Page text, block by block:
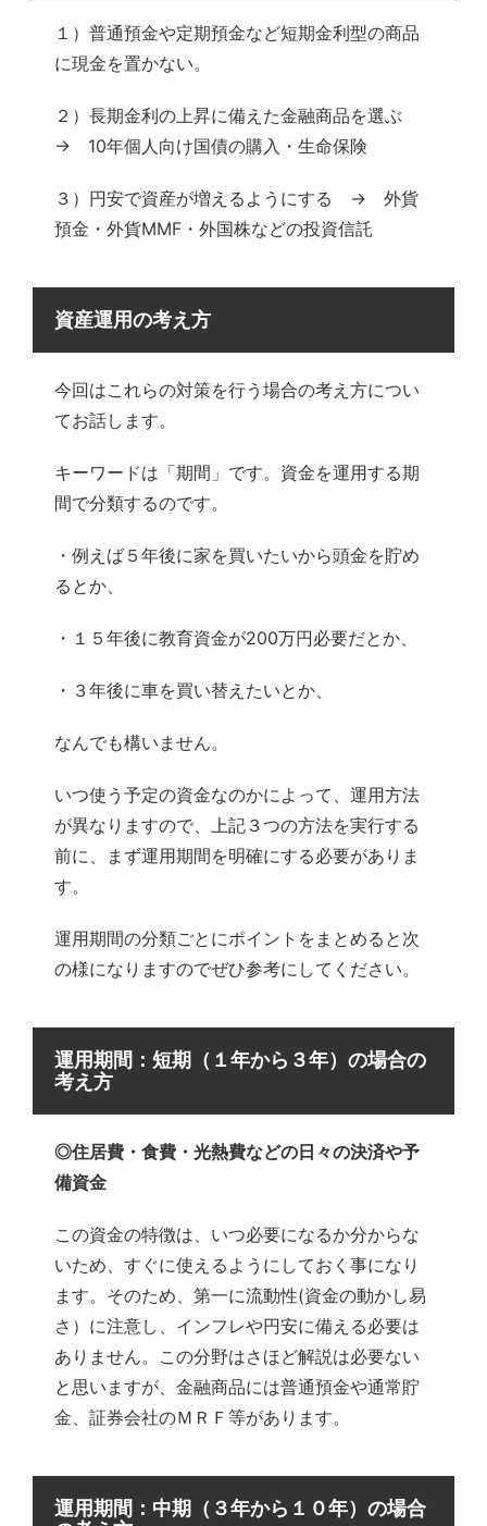
１）普通預金や定期預金など短期金利型の商品
に現金を置かない。
２）長期金利の上昇に備えた金融商品を選ぶ
→ 10年個人向け国債の購入・生命保険
３）円安で資産が増えるようにする → 外貨
預金・外貨MMF・外国株などの投資信託
資産運用の考え方
今回はこれらの対策を行う場合の考え方につい
てお話します。
キーワードは「期間」です。資金を運用する期
間で分類するのです。
・例えば５年後に家を買いたいから頭金を貯め
るとか、
・１５年後に教育資金が200万円必要だとか、
・３年後に車を買い替えたいとか、
なんでも構いません。
いつ使う予定の資金なのかによって、運用方法
が異なりますので、上記３つの方法を実行する
前に、まず運用期間を明確にする必要がありま
す。
運用期間の分類ごとにポイントをまとめると次
の様になりますのでぜひ参考にしてください。
運用期間：短期（１年から３年）の場合の
考え方
◎住居費・食費・光熱費などの日々の決済や予
備資金
この資金の特徴は、いつ必要になるか分からな
いため、すぐに使えるようにしておく事になり
ます。そのため、第一に流動性(資金の動かし易
さ）に注意し、インフレや円安に備える必要は
ありません。この分野はさほど解説は必要ない
と思いますが、金融商品には普通預金や通常貯
金、証券会社のＭＲＦ等があります。
運用期間：中期（３年から１０年）の場合